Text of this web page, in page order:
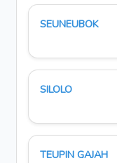
SEUNEUBOK
SILOLO
TEUPIN GAJAH